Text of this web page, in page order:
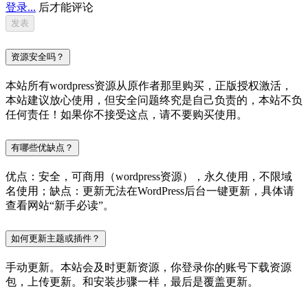
登录... 后才能评论
资源安全吗？
本站所有wordpress资源从原作者那里购买，正版授权激活，
本站建议放心使用，但安全问题终究是自己负责的，本站不负
任何责任！如果你不接受这点，请不要购买使用。
有哪些优缺点？
优点：安全，可商用（wordpress资源），永久使用，不限域
名使用；缺点：更新无法在WordPress后台一键更新，具体请
查看网站“新手必读”。
如何更新主题或插件？
手动更新。本站会及时更新资源，你登录你的账号下载资源
包，上传更新。和安装步骤一样，最后是覆盖更新。